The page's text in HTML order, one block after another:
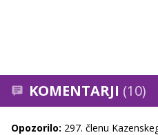
KOMENTARJI (10)
Opozorilo: 297. členu